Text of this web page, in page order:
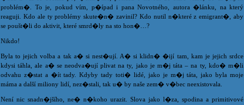
problém�. To je, pokud vím, p�ípad i pana Novotného, autora �lánku, na který
reaguji. Kdo ale ty problémy skute�n� zavinil? Kdo nutil n�které z emigrant�, aby
se poušt�li do aktivit, které smrd�ly na sto hon�…?
Nikdo!
Byla to jejich volba a tak a� si nest�ují. A� si klidn� �ijí tam, kam je jejich srdce
kdysi táhla, ale a� se neodva�ují plivat na ty, jako je m�j táta – na ty, kdo� m�li
odvahu z�stat a �ít tady. Kdyby tady toti� lidé, jako je m�j táta, jako byla moje
máma a další miliony lidí, nez�stali, tak u� by naše zem� v�bec neexistovala.
Není nic snadn�jšího, ne� n�koho urazit. Slova jako l�za, spodina a primitivové